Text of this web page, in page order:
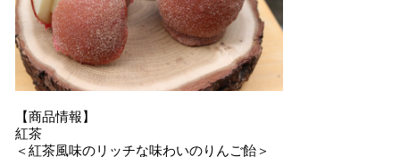
【商品情報】
紅茶
＜紅茶風味のリッチな味わいのりんご飴＞